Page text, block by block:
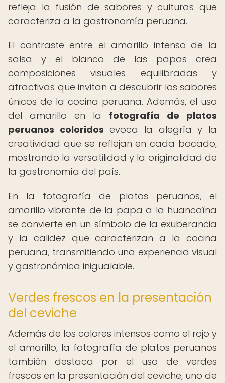
refleja la fusión de sabores y culturas que
caracteriza a la gastronomía peruana.
El contraste entre el amarillo intenso de la
salsa y el blanco de las papas crea
composiciones visuales equilibradas y
atractivas que invitan a descubrir los sabores
únicos de la cocina peruana. Además, el uso
del amarillo en la fotografía de platos
peruanos coloridos evoca la alegría y la
creatividad que se reflejan en cada bocado,
mostrando la versatilidad y la originalidad de
la gastronomía del país.
En la fotografía de platos peruanos, el
amarillo vibrante de la papa a la huancaína
se convierte en un símbolo de la exuberancia
y la calidez que caracterizan a la cocina
peruana, transmitiendo una experiencia visual
y gastronómica inigualable.
Verdes frescos en la presentación
del ceviche
Además de los colores intensos como el rojo y
el amarillo, la fotografía de platos peruanos
también destaca por el uso de verdes
frescos en la presentación del ceviche, uno de